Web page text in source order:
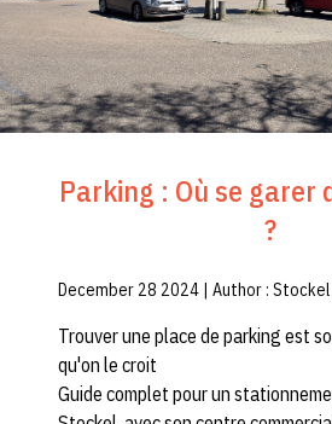
Parking : Où se garer
?
December 28 2024 | Author : Stockel
Trouver une place de parking est
qu'on le croit
Guide complet pour un